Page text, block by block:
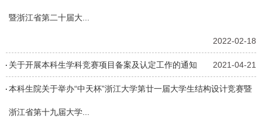
暨浙江省第二十届大...
2022-02-18
关于开展本科生学科竞赛项目备案及认定工作的通知 2021-04-21
本科生院关于举办“中天杯”浙江大学第廿一届大学生结构设计竞赛暨
浙江省第十九届大学...